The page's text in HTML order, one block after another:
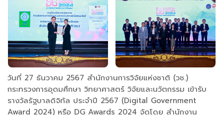
วันที่ 27 ธันวาคม 2567 สำนักงานการวิจัยแห่งชาติ (วช.)
กระทรวงการอุดมศึกษา วิทยาศาสตร์ วิจัยและนวัตกรรม เข้ารับ
รางวัลรัฐบาลดิจิทัล ประจำปี 2567 (Digital Government
Award 2024) หรือ DG Awards 2024 จัดโดย สำนักงาน